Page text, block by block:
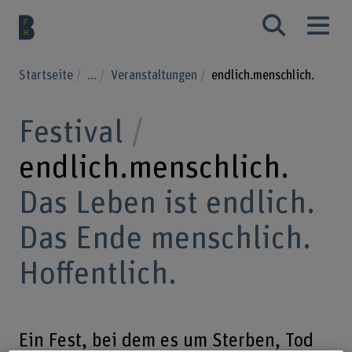
Startseite ... Veranstaltungen endlich.menschlich.
Festival
endlich.menschlich.
Das Leben ist endlich.
Das Ende menschlich.
Hoffentlich.
Ein Fest, bei dem es um Sterben, Tod